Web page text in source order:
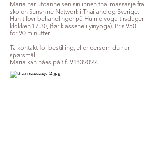
Maria har utdannelsen sin innen thai massasje fra
skolen Sunshine Network i Thailand og Sverige.
Hun tilbyr behandlinger på Humle yoga tirsdager
klokken 17.30, (før klassene i yinyoga). Pris 950,-
for 90 minutter.
Ta kontakt for bestilling, eller dersom du har
spørsmål.
Maria kan nåes på tlf. 91839099.